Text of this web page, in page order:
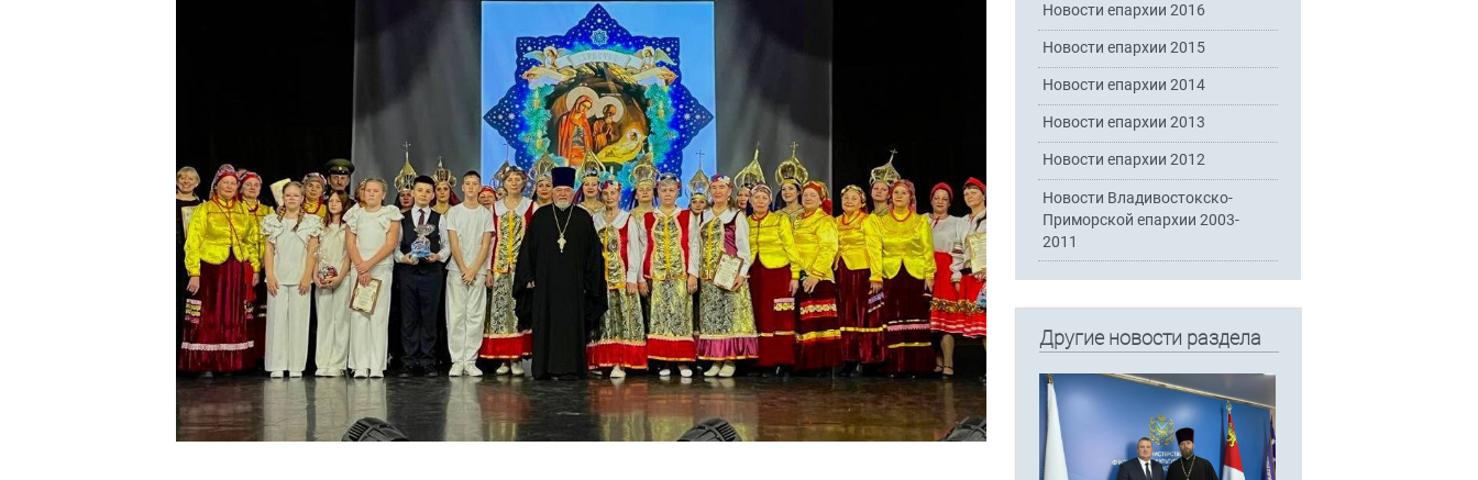
Новости епархии 2016
Новости епархии 2015
Новости епархии 2014
Новости епархии 2013
Новости епархии 2012
Новости Владивостокско-
Приморской епархии 2003-
2011
Другие новости раздела